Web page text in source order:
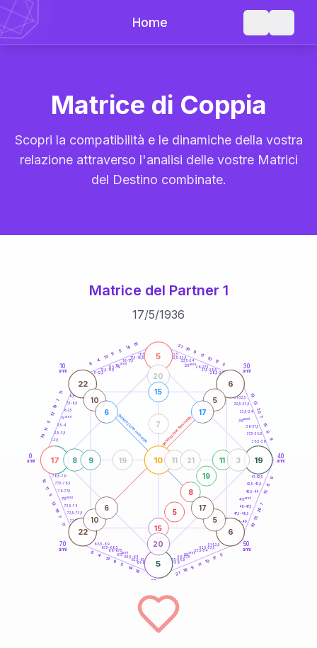
Home
Matrice di Coppia
Scopri la compatibilità e le dinamiche della vostra
relazione attraverso l'analisi delle vostre Matrici
del Destino combinate.
Matrice del Partner 1
17/5/1936
generazione maschile generazione femminile
0
anni
10
anni
30
anni
40
anni
50
anni
60
70
anni
1-2,5
2,5-3,5
3,5-4
6-7,5
7,5-8,5
8,5-9
11-12,5
12,5-13,5
13,5-14
16-17,5
17,5-18,5
18,5-19
21-22,5
22,5-23,5
23,5-24
26-27,5
27,5-28,5
28,5-29
31-32,5
32,5-33,5
33,5-34
36-37,5
37,5-38,5
38,5-39
41-42,5
42,5-43,5
43,5-44
46-47,5
47,5-48,5
48,5-49
51-52,5
52,5-53,5
53,5-54
56-57,5
57,5-58,5
58,5-59
61-62,5
62,5-63,5
63,5-64
66-67,5
67,5-68,5
68,5-69
71-72,5
72,5-73,5
73,5-74
76-77,5
77,5-78,5
78,5-79
10
11
5
12
19
7
11
8
4
13
9
5
14
19 21
16
9
11
10
17
5
19
13
20
7
15
8
9
9
8
15
7
20
13
19
5
17
10
11
9
16
21
19
14
5
9
13
4
8
11
7
19
12
5
11
10
17
5
19
5
10
22 6
22 6
15
5
8
19
11
8
20
3
20
9
15
11 21
19
7
10
6
5
17
10
6
5
17
5anni
15 anni 25anni
35anni
45anni
55anni
65anni
75anni